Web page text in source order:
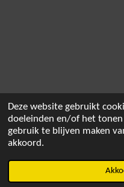
Deze website gebruikt
doeleinden en/of het
gebruik te blijven maken
akkoord.
© 2021 - 2026